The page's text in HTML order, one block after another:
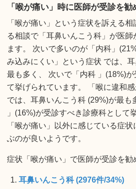
「喉が痛い」時に医師が受診を
「喉が痛い」という症状を訴える
る相談で「耳鼻いんこう科」が医
ます。 次いで多いのが「内科」
み込みにくい」という症状 では、
最も多く、 次いで「内科 」(18%)
て挙げられています。 「喉に違和
では、耳鼻いんこう科 (29%)が最も
」(16%)が受診すべき診療科として
「喉が痛い」以外に感じている症
ぶのが良いようです。
症状「喉が痛い」で医師が受診を勧
耳鼻いんこう科 (2976件/34%)